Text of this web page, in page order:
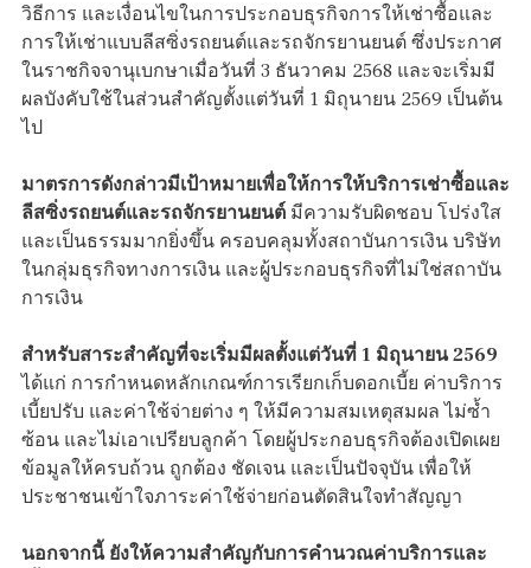
วิธีการ และเงื่อนไขในการประกอบธุรกิจการให้เช่าซื้อและ
การให้เช่าแบบลีสซิ่งรถยนต์และรถจักรยานยนต์ ซึ่งประกาศ
ในราชกิจจานุเบกษาเมื่อวันที่ 3 ธันวาคม 2568 และจะเริ่มมี
ผลบังคับใช้ในส่วนสำคัญตั้งแต่วันที่ 1 มิถุนายน 2569 เป็นต้น
ไป
มาตรการดังกล่าวมีเป้าหมายเพื่อให้การให้บริการเช่าซื้อและ
ลีสซิ่งรถยนต์และรถจักรยานยนต์ มีความรับผิดชอบ โปร่งใส
และเป็นธรรมมากยิ่งขึ้น ครอบคลุมทั้งสถาบันการเงิน บริษัท
ในกลุ่มธุรกิจทางการเงิน และผู้ประกอบธุรกิจที่ไม่ใช่สถาบัน
การเงิน
สำหรับสาระสำคัญที่จะเริ่มมีผลตั้งแต่วันที่ 1 มิถุนายน 2569
ได้แก่ การกำหนดหลักเกณฑ์การเรียกเก็บดอกเบี้ย ค่าบริการ
เบี้ยปรับ และค่าใช้จ่ายต่าง ๆ ให้มีความสมเหตุสมผล ไม่ซ้ำ
ซ้อน และไม่เอาเปรียบลูกค้า โดยผู้ประกอบธุรกิจต้องเปิดเผย
ข้อมูลให้ครบถ้วน ถูกต้อง ชัดเจน และเป็นปัจจุบัน เพื่อให้
ประชาชนเข้าใจภาระค่าใช้จ่ายก่อนตัดสินใจทำสัญญา
นอกจากนี้ ยังให้ความสำคัญกับการคำนวณค่าบริการและ